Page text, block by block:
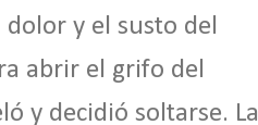
y el susto del
abrir el grifo del
y decidió soltarse. La